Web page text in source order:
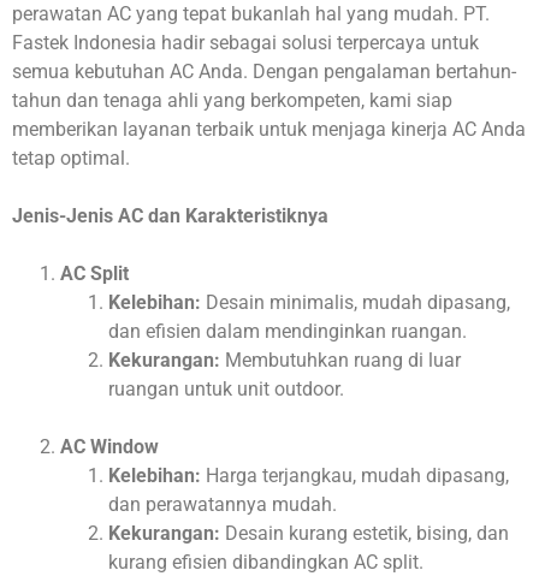
perawatan AC yang tepat bukanlah hal yang mudah. PT.
Fastek Indonesia hadir sebagai solusi terpercaya untuk
semua kebutuhan AC Anda. Dengan pengalaman bertahun-
tahun dan tenaga ahli yang berkompeten, kami siap
memberikan layanan terbaik untuk menjaga kinerja AC Anda
tetap optimal.
Jenis-Jenis AC dan Karakteristiknya
AC Split
Kelebihan: Desain minimalis, mudah dipasang,
dan efisien dalam mendinginkan ruangan.
Kekurangan: Membutuhkan ruang di luar
ruangan untuk unit outdoor.
AC Window
Kelebihan: Harga terjangkau, mudah dipasang,
dan perawatannya mudah.
Kekurangan: Desain kurang estetik, bising, dan
kurang efisien dibandingkan AC split.